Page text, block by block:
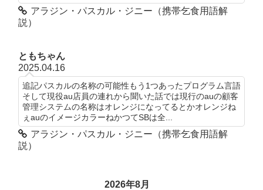
アラジン・パスカル・ジニー（携帯乞食用語解
説）
ともちゃん
2025.04.16
追記パスカルの名称の可能性もう1つあったプログラム言語
そして現役au店員の連れから聞いた話では現行のauの顧客
管理システムの名称はオレンジになってるとかオレンジね
ぇauのイメージカラーねかつてSBは全...
アラジン・パスカル・ジニー（携帯乞食用語解
説）
2026年8月